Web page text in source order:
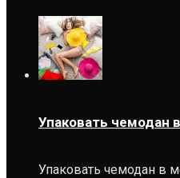
Упаковать чемодан
Упаковать чемодан в